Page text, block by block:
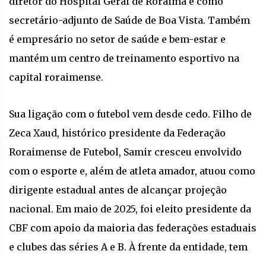
secretário-adjunto de Saúde de Boa Vista. Também
é empresário no setor de saúde e bem-estar e
mantém um centro de treinamento esportivo na
capital roraimense.
Sua ligação com o futebol vem desde cedo. Filho de
Zeca Xaud, histórico presidente da Federação
Roraimense de Futebol, Samir cresceu envolvido
com o esporte e, além de atleta amador, atuou como
dirigente estadual antes de alcançar projeção
nacional. Em maio de 2025, foi eleito presidente da
CBF com apoio da maioria das federações estaduais
e clubes das séries A e B. À frente da entidade, tem